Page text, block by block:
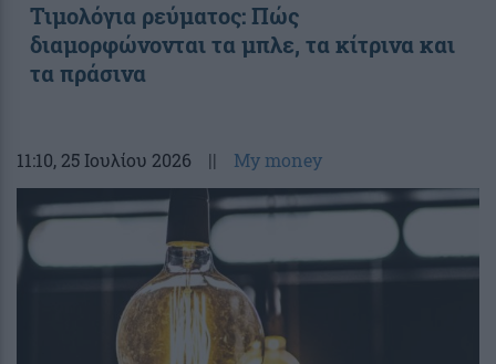
Τιμολόγια ρεύματος: Πώς
διαμορφώνονται τα μπλε, τα κίτρινα και
τα πράσινα
11:10, 25 Ιουλίου 2026 || My money